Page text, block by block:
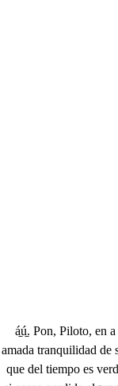
á̱ú̱. Pon, Piloto, en a la proa, pues ver se deja en su floreciente cima el Gran Templo de Minerva. Vira a Estribón. Iza, iza. Isleños, a la Ribera. Y por sí de guerra viene esa Armada, que proeja a tomar puerto en la amada tranquilidad de su arena, en nuestro valor estorben arcos, venablos, y flechas el que a nuestra Isla arribe. Arma, arma, aquel cabo A tierra, a tierra. Seguidme, Ninfas, y no en la apacible floresta de este pensil, que del tiempo es verde vasa, os divierta tanto el ocio, que a la vista de esa población de velas se arriesgue vuestro seguro. Ya, Telamón, de tus huellas repitiendo las estampas van el susto, y la obediencia. Pues por si acaso perdida alguna, de su maleza en el verde laberinto de nuestra tropa se aleja, repetid, al Templo: Al Templo. Iza, iza. Guerra, guerra. Guerra; y no porque en la inculta aspereza de estas breñas nos esconda la fortuna, quizá temiendo, que sea fuera de ellas nuestro orgullo el árbitro de su